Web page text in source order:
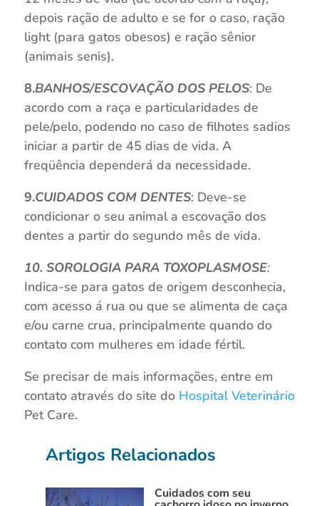
depois ração de adulto e se for o caso, ração
light (para gatos obesos) e ração sênior
(animais senis).
8.BANHOS/ESCOVAÇÃO DOS PELOS: De
acordo com a raça e particularidades de
pele/pelo, podendo no caso de filhotes sadios
iniciar a partir de 45 dias de vida. A
freqüência dependerá da necessidade.
9.CUIDADOS COM DENTES: Deve-se
condicionar o seu animal a escovação dos
dentes a partir do segundo mês de vida.
10. SOROLOGIA PARA TOXOPLASMOSE:
Indica-se para gatos de origem desconhecia,
com acesso á rua ou que se alimenta de caça
e/ou carne crua, principalmente quando do
contato com mulheres em idade fértil.
Se precisar de mais informações, entre em
contato através do site do Hospital Veterinário
Pet Care.
Artigos Relacionados
Cuidados com seu